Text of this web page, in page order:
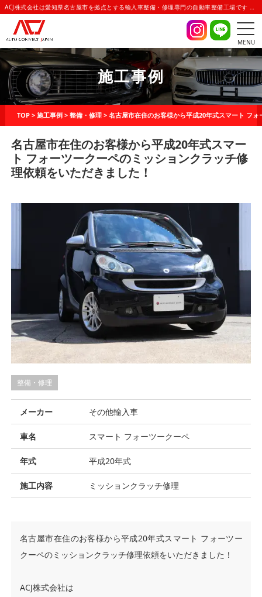
ACJ株式会社は愛知県名古屋市を拠点とする輸入車整備・修理専門の自動車整備工場です | AUTO CONNECT JAPAN(オートコネクトジャパン)
MENU
施工事例
TOP> 施工事例> 整備・修理> 名古屋市在住のお客様から平成20年式スマート フ
名古屋市在住のお客様から平成20年式スマー
ト フォーツークーペのミッションクラッチ修
理依頼をいただきました！
整備・修理
メーカー その他輸入車
車名 スマート フォーツークーペ
年式 平成20年式
施工内容 ミッションクラッチ修理
名古屋市在住のお客様から平成20年式スマート フォーツー
クーペのミッションクラッチ修理依頼をいただきました！
ACJ株式会社は